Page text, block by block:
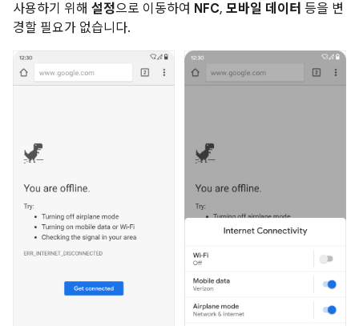
사용하기 위해 설정으로 이동하여 NFC, 모바일 데이터 등을 변
경할 필요가 없습니다.